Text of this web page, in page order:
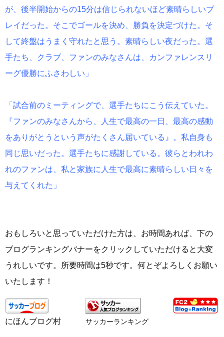
が、後半開始からの15分は信じられないほど素晴らしいプ
レイだった。そこでゴールを決め、勝負を決定づけた。そ
して終盤はうまく守れたと思う。素晴らしい夜だった。選
手たち、クラブ、ファンのみなさんは、カンファレンスリ
ーグ優勝にふさわしい」
「試合前のミーティングで、選手たちにこう伝えていた。
『ファンのみなさんから、人生で最高の一日、最高の感動
をありがとうという声がたくさん届いている』。私自身も
同じ思いだった。選手たちに感謝している。彼らとわれわ
れのファンは、私と家族に人生で最高に素晴らしい日々を
与えてくれた」
おもしろいと思っていただけた方は、お時間あれば、下の
ブログランキングバナーをクリックしていただけると大変
うれしいです。所要時間は5秒です。何とぞよろしくお願い
いたします！
にほんブログ村 サッカーランキング